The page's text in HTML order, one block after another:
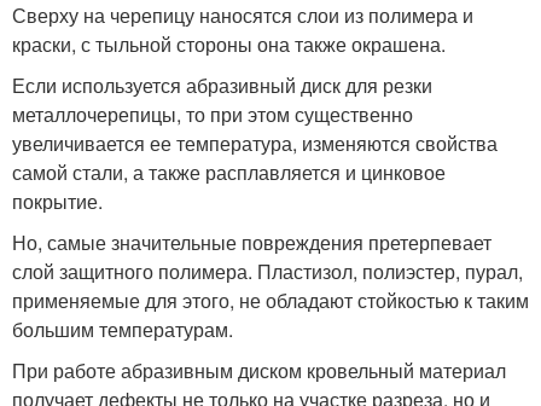
Сверху на черепицу наносятся слои из полимера и
краски, с тыльной стороны она также окрашена.
Если используется абразивный диск для резки
металлочерепицы, то при этом существенно
увеличивается ее температура, изменяются свойства
самой стали, а также расплавляется и цинковое
покрытие.
Но, самые значительные повреждения претерпевает
слой защитного полимера. Пластизол, полиэстер, пурал,
применяемые для этого, не обладают стойкостью к таким
большим температурам.
При работе абразивным диском кровельный материал
получает дефекты не только на участке разреза, но и